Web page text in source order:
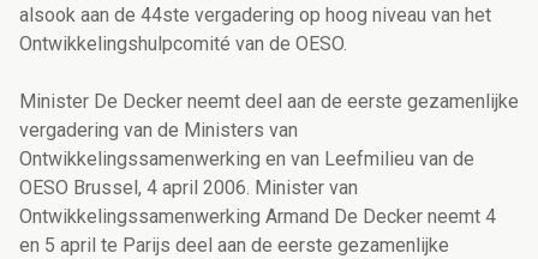
alsook aan de 44ste vergadering op hoog niveau van het
Ontwikkelingshulpcomité van de OESO.
Minister De Decker neemt deel aan de eerste gezamenlijke
vergadering van de Ministers van
Ontwikkelingssamenwerking en van Leefmilieu van de
OESO Brussel, 4 april 2006. Minister van
Ontwikkelingssamenwerking Armand De Decker neemt 4
en 5 april te Parijs deel aan de eerste gezamenlijke